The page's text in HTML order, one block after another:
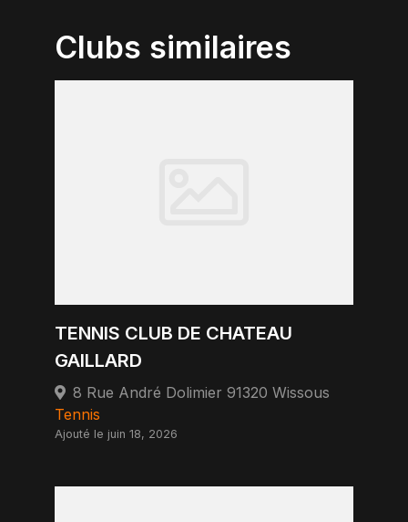
Clubs similaires
TENNIS CLUB DE CHATEAU
GAILLARD
8 Rue André Dolimier 91320 Wissous
Tennis
Ajouté le juin 18, 2026